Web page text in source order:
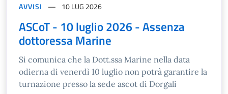
AVVISI 10 LUG 2026
ASCoT - 10 luglio 2026 - Assenza
dottoressa Marine
Si comunica che la Dott.ssa Marine nella data
odierna di venerdì 10 luglio non potrà garantire la
turnazione presso la sede ascot di Dorgali